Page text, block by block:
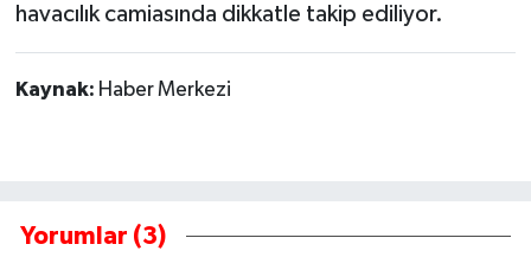
havacılık camiasında dikkatle takip ediliyor.
Kaynak: Haber Merkezi
Yorumlar (3)